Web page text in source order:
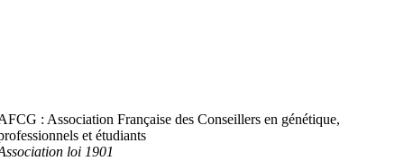
: Association Française des Conseillers en génétique,
et étudiants
loi 1901